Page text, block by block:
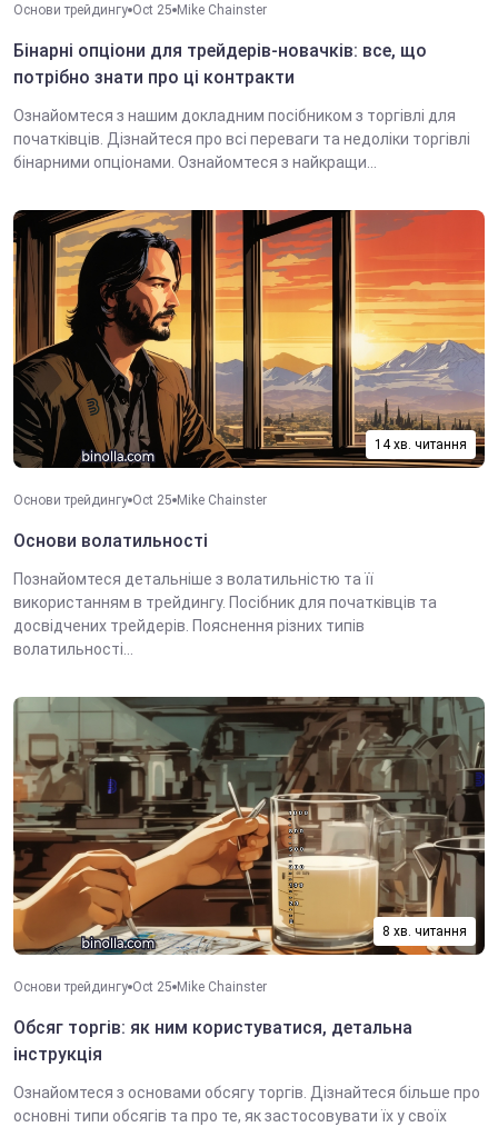
Основи трейдингу Oct 25 Mike Chainster
Бінарні опціони для трейдерів-новачків: все, що
потрібно знати про ці контракти
Ознайомтеся з нашим докладним посібником з торгівлі для
початківців. Дізнайтеся про всі переваги та недоліки торгівлі
бінарними опціонами. Ознайомтеся з найкращи...
14 хв. читання
Основи трейдингу Oct 25 Mike Chainster
Основи волатильності
Познайомтеся детальніше з волатильністю та її
використанням в трейдингу. Посібник для початківців та
досвідчених трейдерів. Пояснення різних типів
волатильності...
8 хв. читання
Основи трейдингу Oct 25 Mike Chainster
Обсяг торгів: як ним користуватися, детальна
інструкція
Ознайомтеся з основами обсягу торгів. Дізнайтеся більше про
основні типи обсягів та про те, як застосовувати їх у своїх